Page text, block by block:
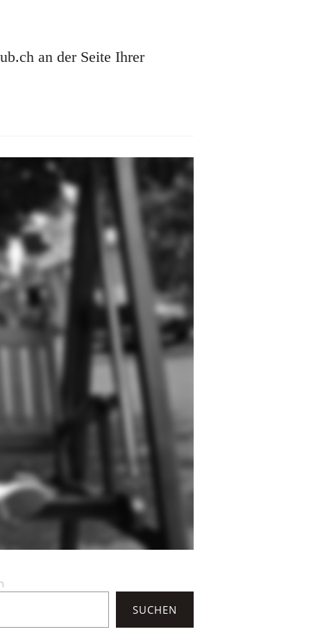
an der Seite Ihrer
SUCHEN